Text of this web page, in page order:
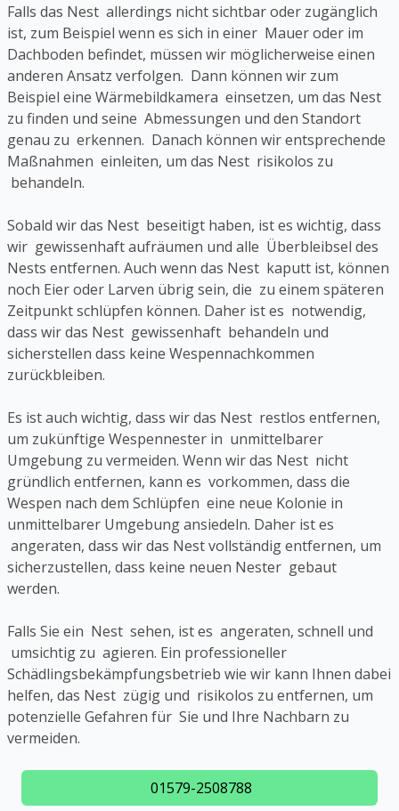
Falls das Nest allerdings nicht sichtbar oder zugänglich
ist, zum Beispiel wenn es sich in einer Mauer oder im
Dachboden befindet, müssen wir möglicherweise einen
anderen Ansatz verfolgen. Dann können wir zum
Beispiel eine Wärmebildkamera einsetzen, um das Nest
zu finden und seine Abmessungen und den Standort
genau zu erkennen. Danach können wir entsprechende
Maßnahmen einleiten, um das Nest risikolos zu
behandeln.
Sobald wir das Nest beseitigt haben, ist es wichtig, dass
wir gewissenhaft aufräumen und alle Überbleibsel des
Nests entfernen. Auch wenn das Nest kaputt ist, können
noch Eier oder Larven übrig sein, die zu einem späteren
Zeitpunkt schlüpfen können. Daher ist es notwendig,
dass wir das Nest gewissenhaft behandeln und
sicherstellen dass keine Wespennachkommen
zurückbleiben.
Es ist auch wichtig, dass wir das Nest restlos entfernen,
um zukünftige Wespennester in unmittelbarer
Umgebung zu vermeiden. Wenn wir das Nest nicht
gründlich entfernen, kann es vorkommen, dass die
Wespen nach dem Schlüpfen eine neue Kolonie in
unmittelbarer Umgebung ansiedeln. Daher ist es
angeraten, dass wir das Nest vollständig entfernen, um
sicherzustellen, dass keine neuen Nester gebaut
werden.
Falls Sie ein Nest sehen, ist es angeraten, schnell und
umsichtig zu agieren. Ein professioneller
Schädlingsbekämpfungsbetrieb wie wir kann Ihnen dabei
helfen, das Nest zügig und risikolos zu entfernen, um
potenzielle Gefahren für Sie und Ihre Nachbarn zu
vermeiden.
01579-2508788